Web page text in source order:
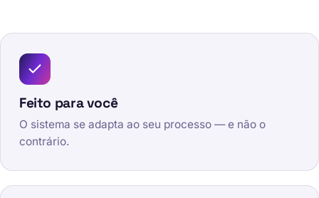
Feito para você
O sistema se adapta ao seu processo — e não o
contrário.